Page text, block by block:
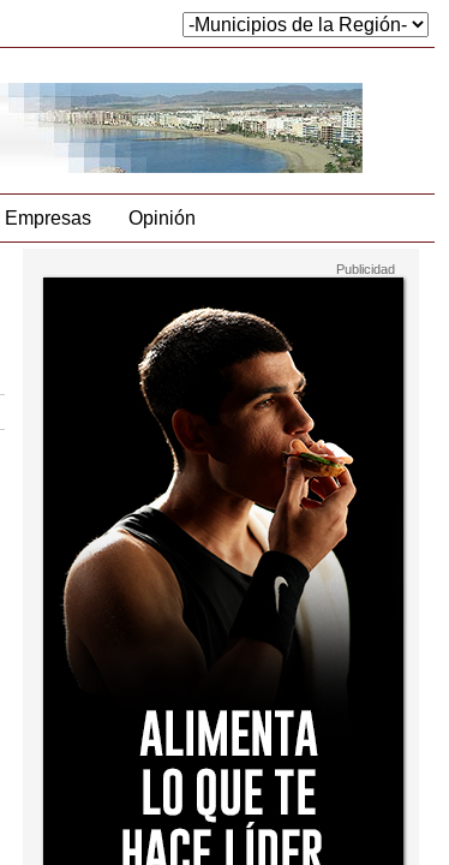
Empresas Opinión